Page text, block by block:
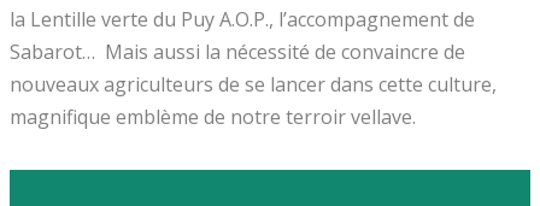
la Lentille verte du Puy A.O.P., l’accompagnement de
Sabarot… Mais aussi la nécessité de convaincre de
nouveaux agriculteurs de se lancer dans cette culture,
magnifique emblème de notre terroir vellave.